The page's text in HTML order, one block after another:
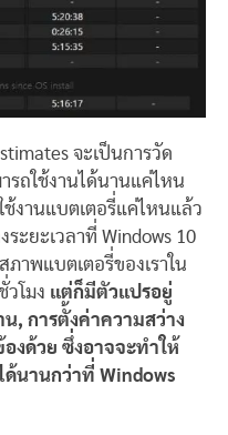
จะเป็นการวัด
รถใช้งานได้นานแค่ไหน
ช้งานแบตเตอรี่แค่ไหนแล้ว
ะยะเวลาที่ Windows 10
ภาพแบตเตอรี่ของเราใน
โมง แต่ก็มีตัวแปรอยู่
, การตั้งค่าความสว่าง
งด้วย ซึ่งอาจจะทำให้
ด้นานกว่าที่ Windows